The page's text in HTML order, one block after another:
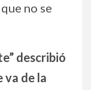
no se
describió
va de la